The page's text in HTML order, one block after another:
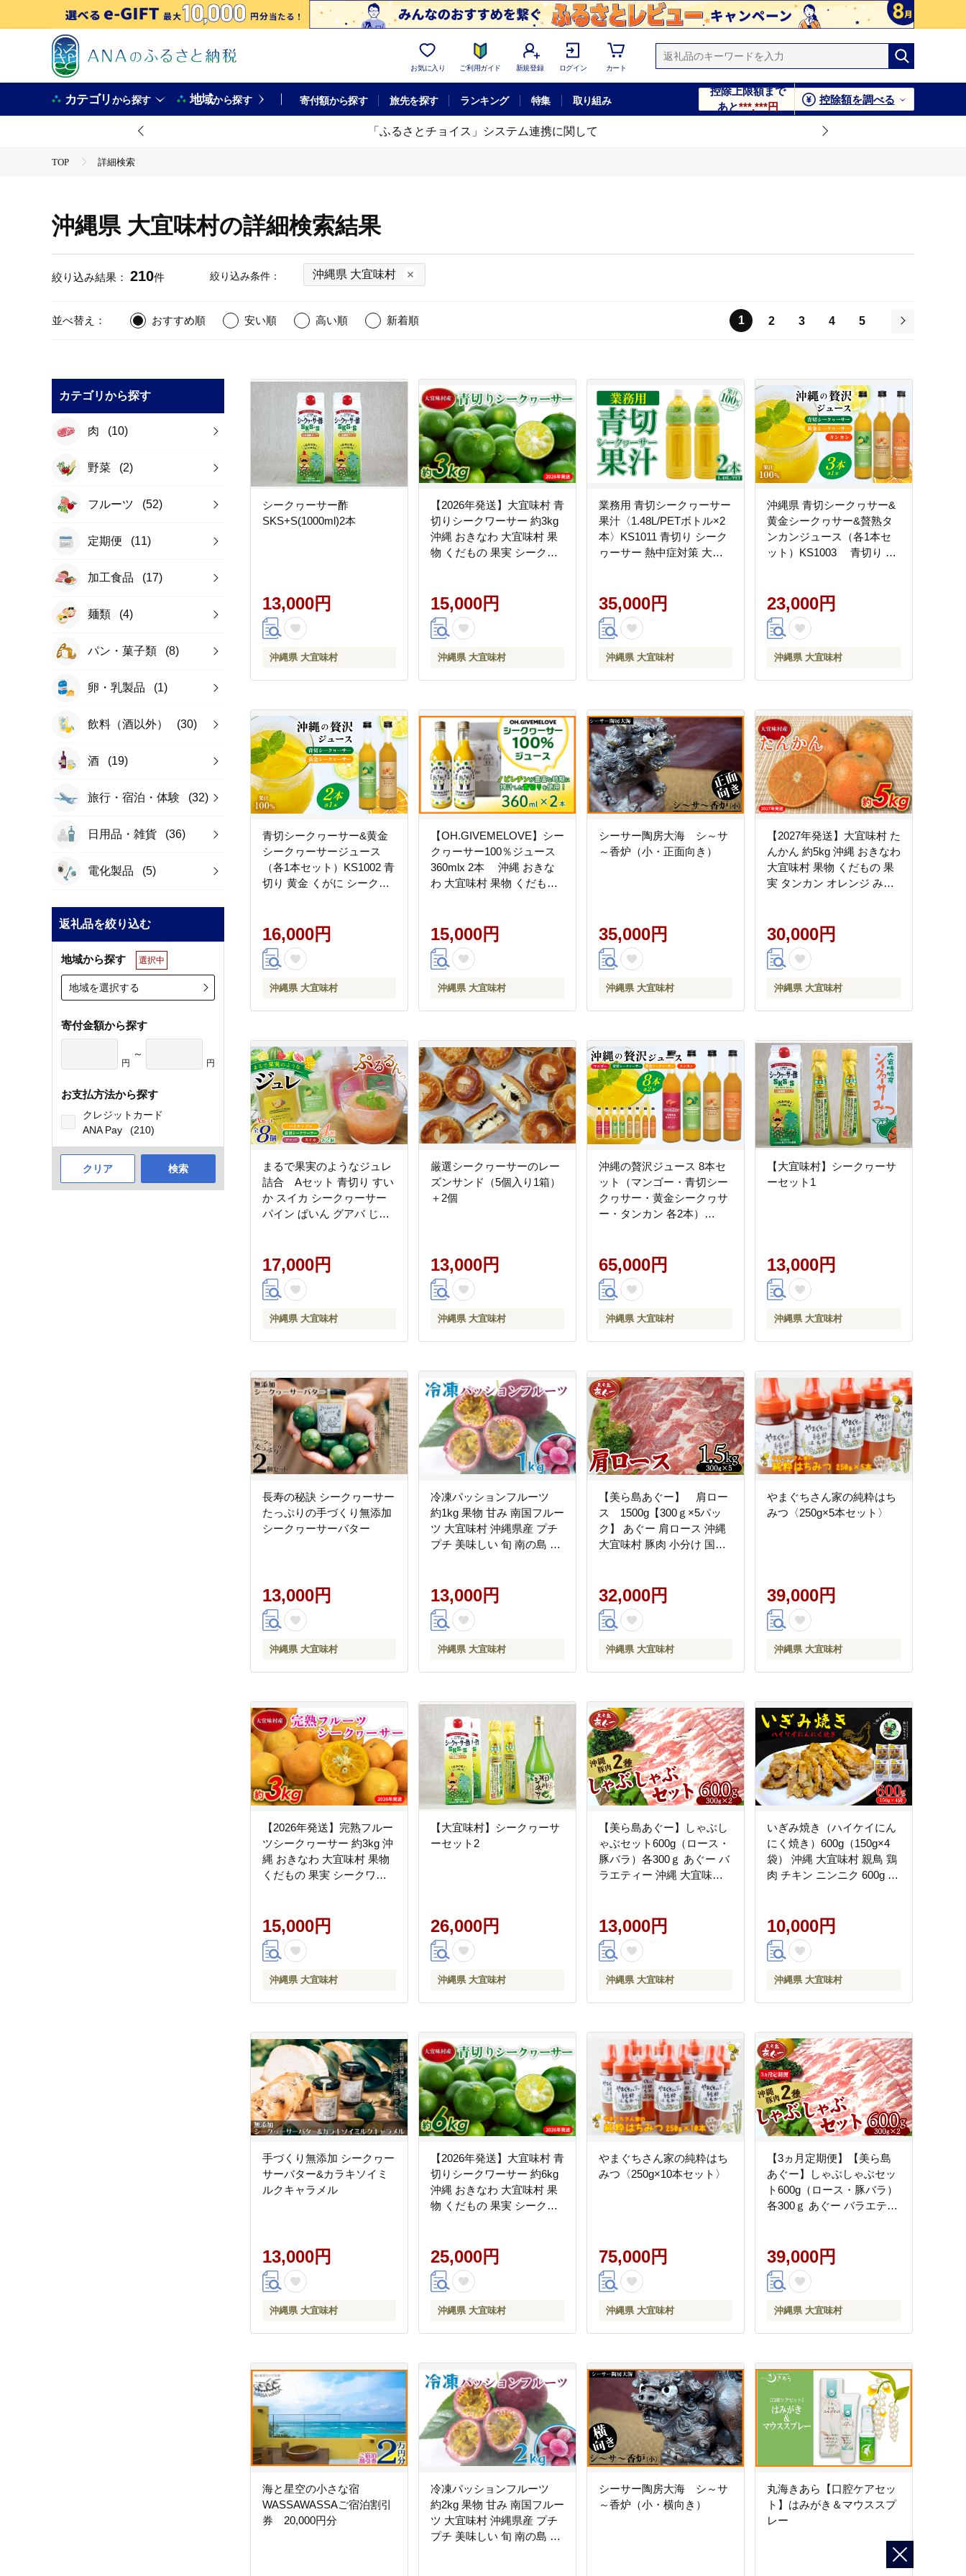
お気に入り ご利用ガイド 新規登録 ログイン カート
カテゴリから探す 地域から探す 寄付額から探す 旅先を探す ランキング 特集 取り組み
控除上限額まで
あと***,***円
控除額を調べる
「ふるさとチョイス」システム連携に関して
TOP 詳細検索
沖縄県 大宜味村の詳細検索結果
絞り込み結果： 210件 絞り込み条件： 沖縄県 大宜味村
並べ替え： おすすめ順 安い順 高い順 新着順 1 2 3 4
5
カテゴリから探す
肉 (10)
野菜 (2)
フルーツ (52)
定期便 (11)
加工食品 (17)
麺類 (4)
パン・菓子類 (8)
卵・乳製品 (1)
飲料（酒以外） (30)
酒 (19)
旅行・宿泊・体験 (32)
日用品・雑貨 (36)
電化製品 (5)
返礼品を絞り込む
地域から探す 選択中
地域を選択する
寄付金額から探す
円
～
円
お支払方法から探す
クレジットカード
ANA Pay
(210)
クリア 検索
シークヮーサー酢
SKS+S(1000ml)2本
13,000円
沖縄県 大宜味村
【2026年発送】大宜味村 青
切りシークワーサー 約3kg
沖縄 おきなわ 大宜味村 果
物 くだもの 果実 シークワ
取り寄せ 人気 食品 送料無
料 国産 県産 ご当地 やんば
る ノビレチン
15,000円
沖縄県 大宜味村
業務用 青切シークヮーサー
果汁〈1.48L/PETボトル×2
本〉KS1011 青切り シーク
ヮーサー 熱中症対策 大容
ビレチン ストレート 取り
寄せ 果物 くだもの ご当地
やんばる 果汁 トロピカル
35,000円
沖縄県 大宜味村
沖縄県 青切シークヮサー&
黄金シークヮサー&贅熟タ
ンカンジュース（各1本セ
ット）KS1003 青切り 黄
ュース 飲み物 調理 カクテ
ル お土産 果物 くだもの 取
り寄せ ご当地 やんばる ノ
23,000円
沖縄県 大宜味村
青切シークヮーサー&黄金
シークヮーサージュース
（各1本セット）KS1002 青
切り 黄金 くがに シークヮ
だもの ノビレチン ビタミ
ンＣ 酸味 取り寄せ ご当地
やんばる カクテル トロピ
16,000円
沖縄県 大宜味村
【OH.GIVEMELOVE】シー
クヮーサー100％ジュース
360mlx 2本 沖縄 おきな
わ 大宜味村 果物 くだもの
産 ジュース お取り寄せ 話
題 ドリンク ドレッシング
国産 県産 送料無料 やんば
15,000円
沖縄県 大宜味村
シーサー陶房大海 シ～サ
～香炉（小・正面向き）
35,000円
沖縄県 大宜味村
【2027年発送】大宜味村 た
んかん 約5kg 沖縄 おきなわ
大宜味村 果物 くだもの 果
実 タンカン オレンジ みか
無料 国産 県産 ご当地 やん
ばる 先行予約
30,000円
沖縄県 大宜味村
まるで果実のようなジュレ
詰合 Aセット 青切り すい
か スイカ シークヮーサー
パイン ぱいん グアバ じゅ
料 ジュレ 取り寄せ クエン
酸 ノビレチン ビタミンＣ
トロピカル 南国
17,000円
沖縄県 大宜味村
厳選シークヮーサーのレー
ズンサンド（5個入り1箱）
＋2個
13,000円
沖縄県 大宜味村
沖縄の贅沢ジュース 8本セ
ット（マンゴー・青切シー
クヮサー・黄金シークヮサ
ー・タンカン 各2本）
タンカン みかん 調味料 ジ
ュース 飲み物 調理 ドレッ
シング ノビレチン 酸味 取
の トロピカル 南国
65,000円
沖縄県 大宜味村
【大宜味村】シークヮーサ
ーセット1
13,000円
沖縄県 大宜味村
長寿の秘訣 シークヮーサー
たっぷりの手づくり無添加
シークヮーサーバター
13,000円
沖縄県 大宜味村
冷凍パッションフルーツ
約1kg 果物 甘み 南国フルー
ツ 大宜味村 沖縄県産 プチ
プチ 美味しい 旬 南の島 果
13,000円
沖縄県 大宜味村
【美ら島あぐー】 肩ロー
ス 1500g【300ｇ×5パッ
ク】 あぐー 肩ロース 沖縄
大宜味村 豚肉 小分け 国産
しい 取り寄せ おきなわ
okinawa 冷凍 まろやか 旨味
32,000円
沖縄県 大宜味村
やまぐちさん家の純粋はち
みつ〈250g×5本セット〉
39,000円
沖縄県 大宜味村
【2026年発送】完熟フルー
ツシークヮーサー 約3kg 沖
縄 おきなわ 大宜味村 果物
くだもの 果実 シークワー
寄せ 人気 食品 送料無料 国
産 県産 ご当地 やんばる ノ
ビレチン
15,000円
沖縄県 大宜味村
【大宜味村】シークヮーサ
ーセット2
26,000円
沖縄県 大宜味村
【美ら島あぐー】しゃぶし
ゃぶセット600g（ロース・
豚バラ）各300ｇ あぐー バ
ラエティー 沖縄 大宜味村
品 おいしい 美味しい 取り
寄せ 肉 豚 冷凍 まろやか 旨
味
13,000円
沖縄県 大宜味村
いぎみ焼き（ハイケイにん
にく焼き）600g（150g×4
袋） 沖縄 大宜味村 親鳥 鶏
肉 チキン ニンニク 600g ふ
ジューシー 1万円 プレゼン
ト 自分用
10,000円
沖縄県 大宜味村
手づくり無添加 シークヮー
サーバター&カラキソイミ
ルクキャラメル
13,000円
沖縄県 大宜味村
【2026年発送】大宜味村 青
切りシークワーサー 約6kg
沖縄 おきなわ 大宜味村 果
物 くだもの 果実 シークワ
取り寄せ 人気 食品 送料無
料 国産 県産 ご当地 やんば
る ノビレチン
25,000円
沖縄県 大宜味村
やまぐちさん家の純粋はち
みつ〈250g×10本セット〉
75,000円
沖縄県 大宜味村
【3ヵ月定期便】【美ら島
あぐー】しゃぶしゃぶセッ
ト600g（ロース・豚バラ）
各300ｇ あぐー バラエティ
ぶた アグー 加工品 おいし
い 美味しい 取り寄せ 肉 豚
冷凍 まろやか 旨味
39,000円
沖縄県 大宜味村
海と星空の小さな宿
WASSAWASSAご宿泊割引
券 20,000円分
冷凍パッションフルーツ
約2kg 果物 甘み 南国フルー
ツ 大宜味村 沖縄県産 プチ
プチ 美味しい 旬 南の島 果
シーサー陶房大海 シ～サ
～香炉（小・横向き）
丸海きあら【口腔ケアセッ
ト】はみがき＆マウススプ
レー